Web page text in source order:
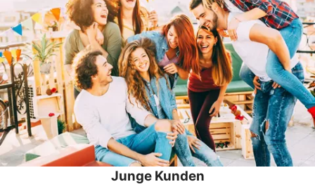
Junge Kunden